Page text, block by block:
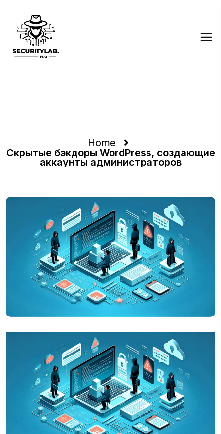
Скрытые бэкдоры
Home
Скрытые бэкдоры WordPress, создающие
аккаунты администраторов